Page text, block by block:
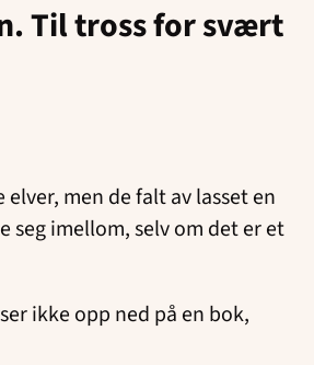
Til tross for svært
men de falt av lasset en
seg imellom, selv om det er et
ikke opp ned på en bok,